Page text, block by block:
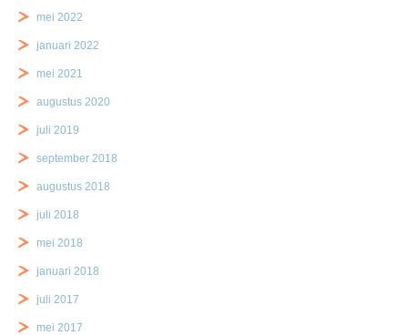
mei 2022
januari 2022
mei 2021
augustus 2020
juli 2019
september 2018
augustus 2018
juli 2018
mei 2018
januari 2018
juli 2017
mei 2017